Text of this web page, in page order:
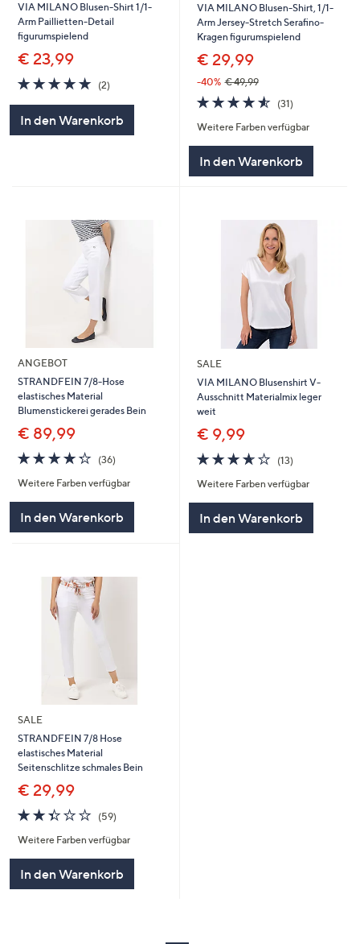
VIA MILANO Blusen-Shirt 1/1-
Arm Paillietten-Detail
figurumspielend
€ 23,99
5.0
von
(2)2
In den Warenkorb
VIA MILANO Blusen-Shirt, 1/1-
Arm Jersey-Stretch Serafino-
Kragen figurumspielend
€ 29,99
-40% € 49,99
4.5
von
5
(31)31
Weitere Farben verfügbar
In den Warenkorb
ANGEBOT
STRANDFEIN 7/8-Hose
elastisches Material
Blumenstickerei gerades Bein
€ 89,99
4.2
von
5
(36)36
Weitere Farben verfügbar
In den Warenkorb
SALE
VIA MILANO Blusenshirt V-
Ausschnitt Materialmix leger
weit
€ 9,99
3.6
von
5
(13)13
Weitere Farben verfügbar
In den Warenkorb
SALE
STRANDFEIN 7/8 Hose
elastisches Material
Seitenschlitze schmales Bein
€ 29,99
2.3
von
5
(59)59
Weitere Farben verfügbar
In den Warenkorb